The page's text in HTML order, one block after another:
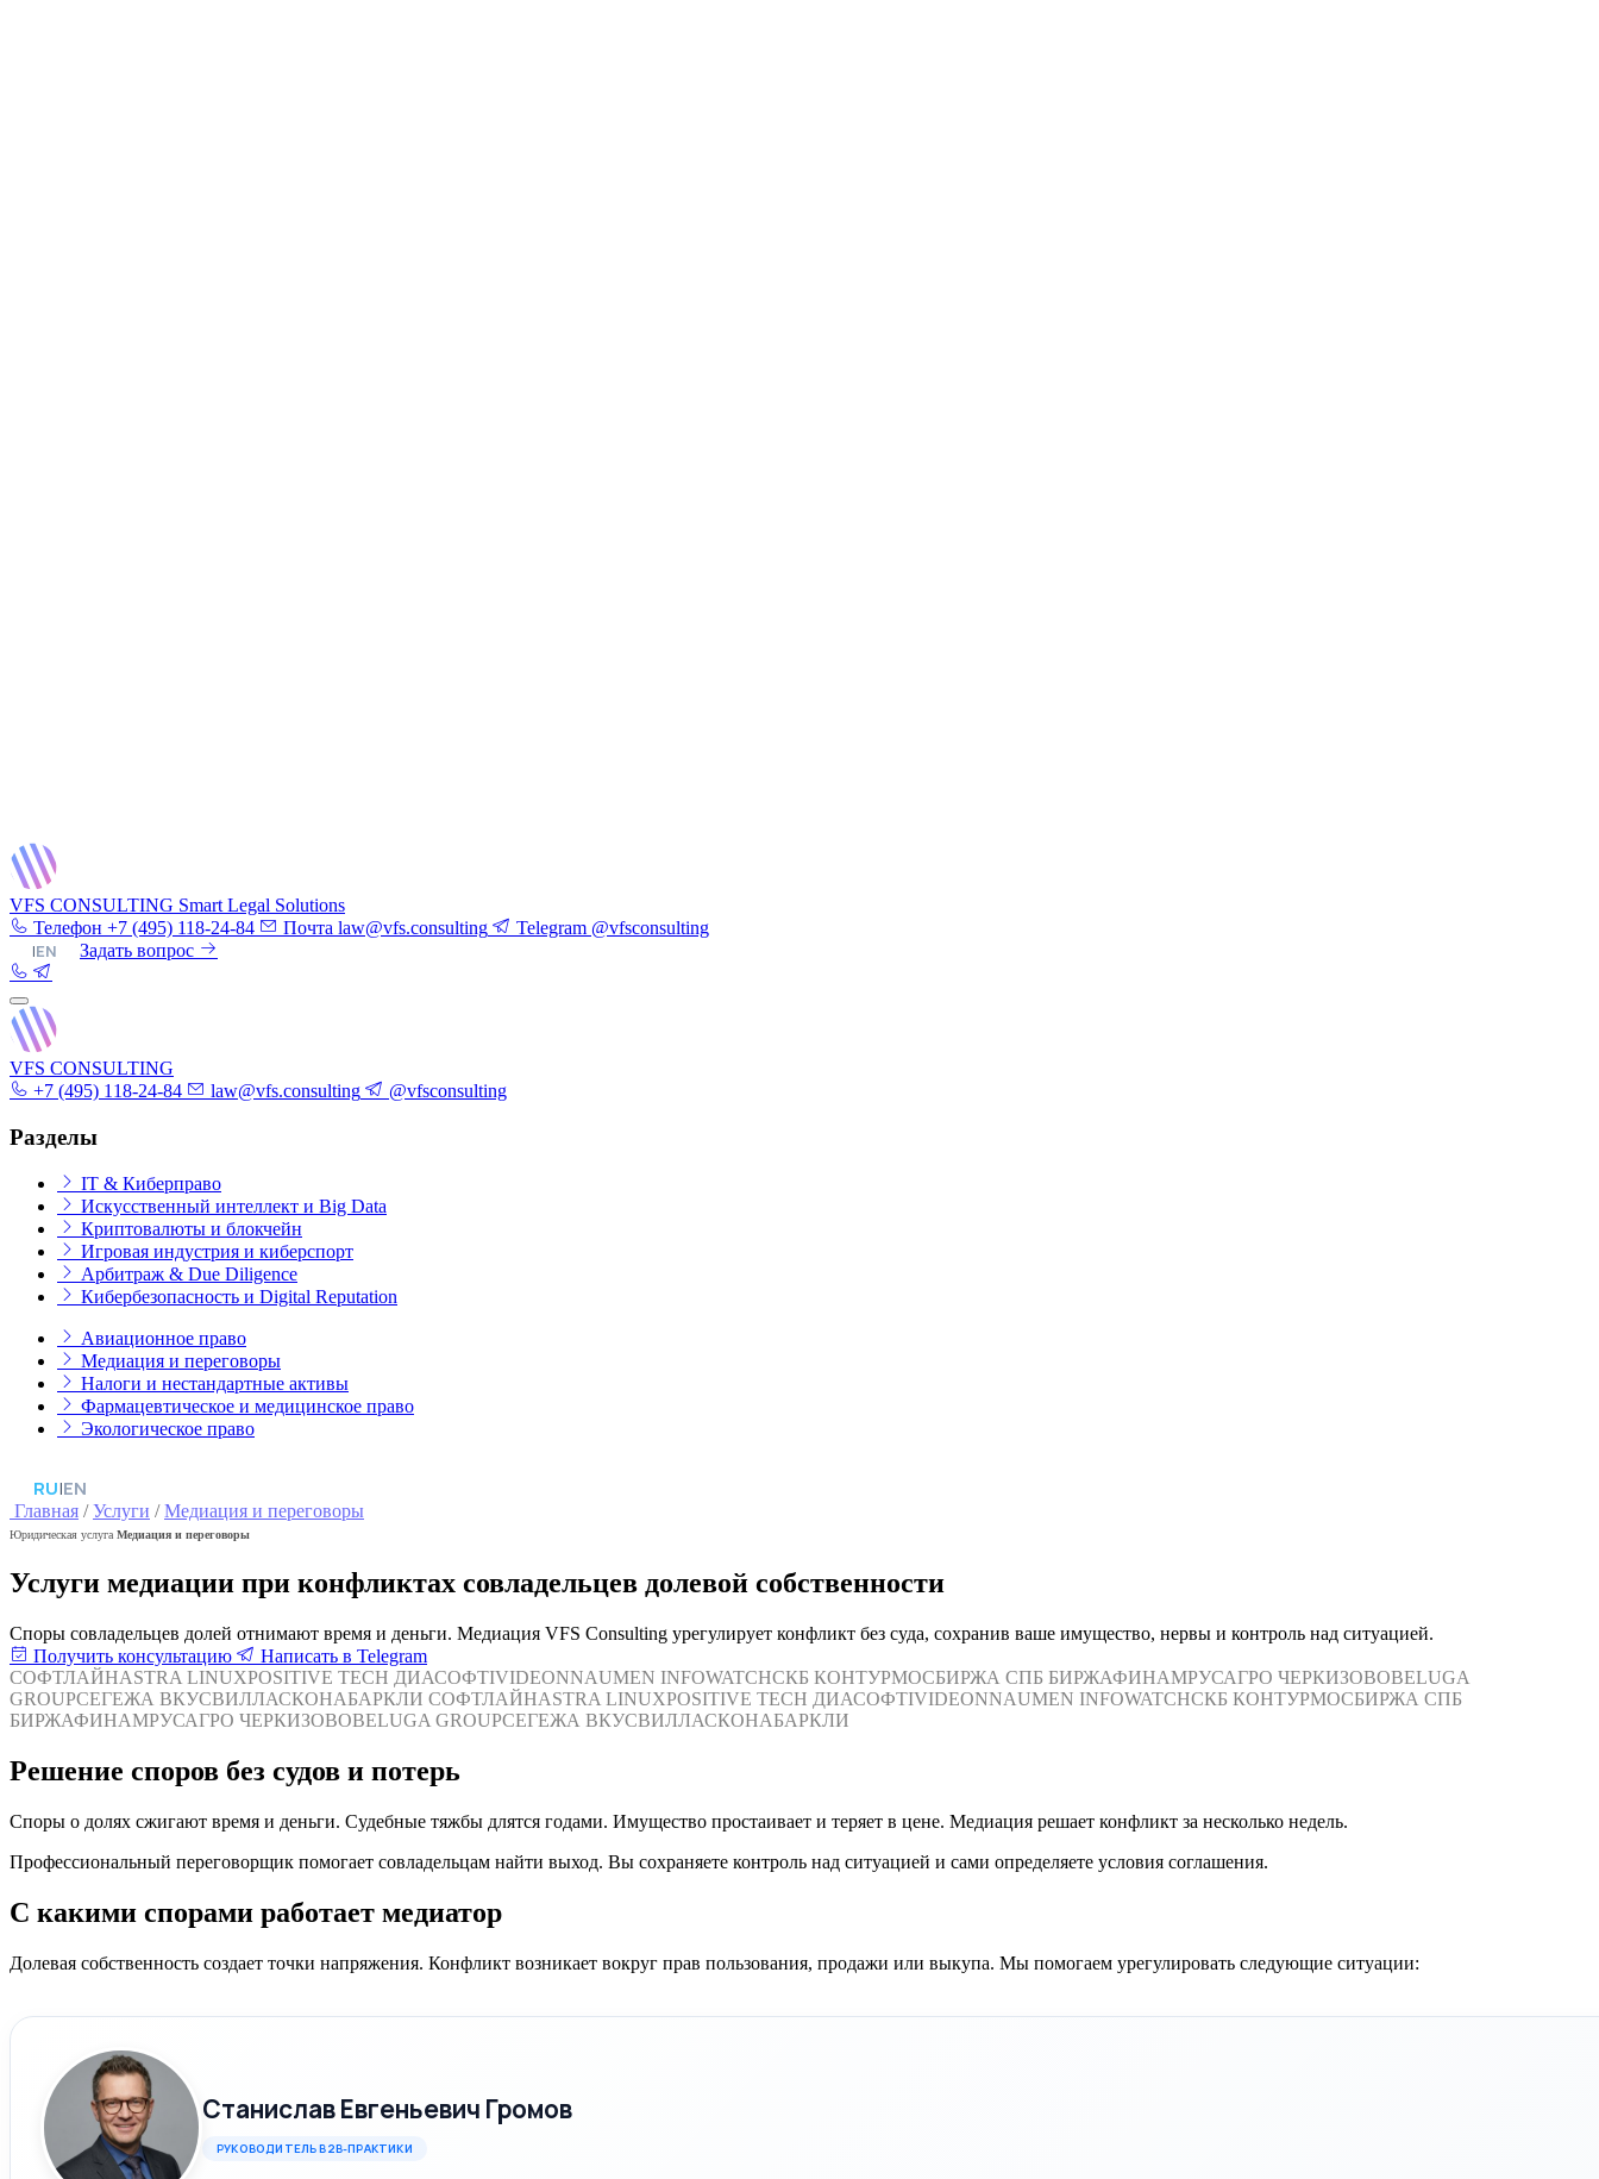
VFS CONSULTING Smart Legal Solutions
Телефон +7 (495) 118-24-84 Почта law@vfs.consulting Telegram @vfsconsulting
|EN Задать вопрос
VFS CONSULTING
+7 (495) 118-24-84
law@vfs.consulting @vfsconsulting
Разделы
IT & Киберправо
Искусственный интеллект и Big Data
Криптовалюты и блокчейн
Игровая индустрия и киберспорт
Арбитраж & Due Diligence
Кибербезопасность и Digital Reputation
Авиационное право
Медиация и переговоры
Налоги и нестандартные активы
Фармацевтическое и медицинское право
Экологическое право
RU|EN
Главная /Услуги /Медиация и переговоры
Юридическая услуга Медиация и переговоры
Услуги медиации при конфликтах совладельцев долевой собственности
Споры совладельцев долей отнимают время и деньги. Медиация VFS Consulting урегулирует конфликт без суда, сохранив ваше имущество, нервы и контроль над ситуацией.
Получить консультацию
Написать в Telegram
СОФТЛАЙНASTRA LINUXPOSITIVE TECH ДИАСОФТIVIDEONNAUMEN INFOWATCHСКБ КОНТУРМОСБИРЖА СПБ БИРЖАФИНАМРУСАГРО ЧЕРКИЗОВОBELUGA
GROUPСЕГЕЖА ВКУСВИЛЛАСКОНАБАРКЛИ СОФТЛАЙНASTRA LINUXPOSITIVE TECH ДИАСОФТIVIDEONNAUMEN INFOWATCHСКБ КОНТУРМОСБИРЖА СПБ
БИРЖАФИНАМРУСАГРО ЧЕРКИЗОВОBELUGA GROUPСЕГЕЖА ВКУСВИЛЛАСКОНАБАРКЛИ
Решение споров без судов и потерь
Споры о долях сжигают время и деньги. Судебные тяжбы длятся годами. Имущество простаивает и теряет в цене. Медиация решает конфликт за несколько недель.
Профессиональный переговорщик помогает совладельцам найти выход. Вы сохраняете контроль над ситуацией и сами определяете условия соглашения.
С какими спорами работает медиатор
Долевая собственность создает точки напряжения. Конфликт возникает вокруг прав пользования, продажи или выкупа. Мы помогаем урегулировать следующие ситуации:
Станислав Евгеньевич Громов
РУКОВОДИТЕЛЬ B2B-ПРАКТИКИ